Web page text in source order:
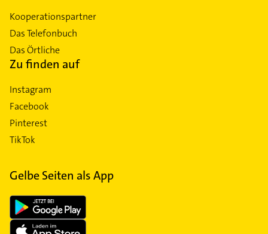
Kooperationspartner
Das Telefonbuch
Das Örtliche
Zu finden auf
Instagram
Facebook
Pinterest
TikTok
Gelbe Seiten als App